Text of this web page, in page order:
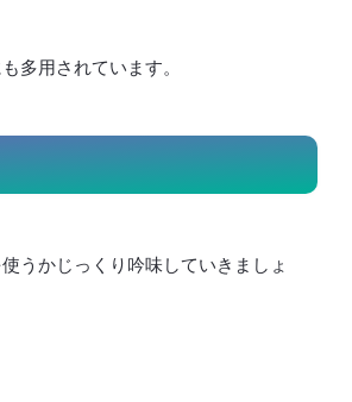
多用されています。
うかじっくり吟味していきましょ